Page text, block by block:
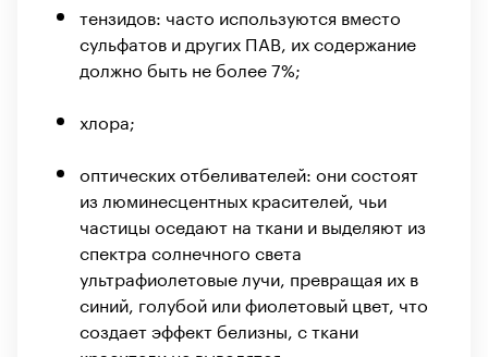
тензидов: часто используются вместо
сульфатов и других ПАВ, их содержание
должно быть не более 7%;
хлора;
оптических отбеливателей: они состоят
из люминесцентных красителей, чьи
частицы оседают на ткани и выделяют из
спектра солнечного света
ультрафиолетовые лучи, превращая их в
синий, голубой или фиолетовый цвет, что
создает эффект белизны, с ткани